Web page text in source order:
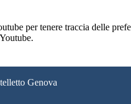
per tenere traccia delle
Genova